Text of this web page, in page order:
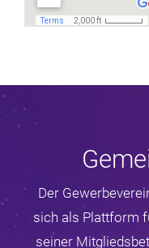
Der
sich als Plattform
seiner